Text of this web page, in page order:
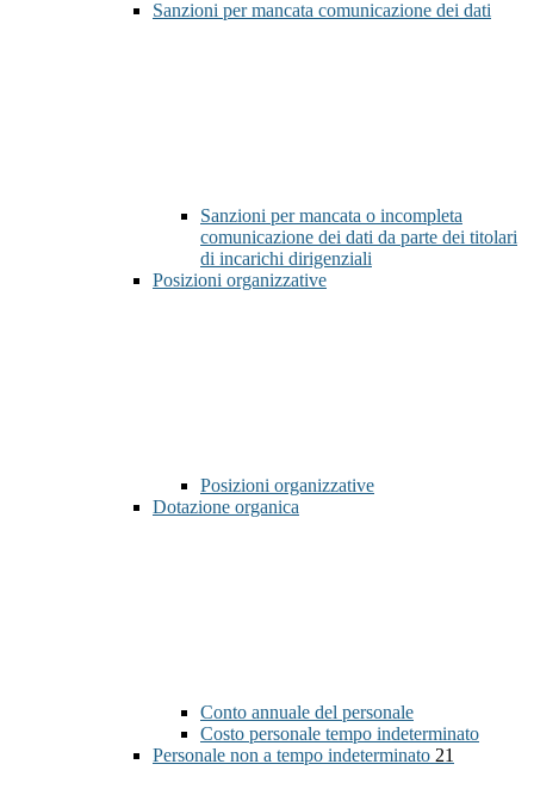
Sanzioni per mancata comunicazione dei dati
Sanzioni per mancata o incompleta
comunicazione dei dati da parte dei titolari
di incarichi dirigenziali
Posizioni organizzative
Posizioni organizzative
Dotazione organica
Conto annuale del personale
Costo personale tempo indeterminato
Personale non a tempo indeterminato 21